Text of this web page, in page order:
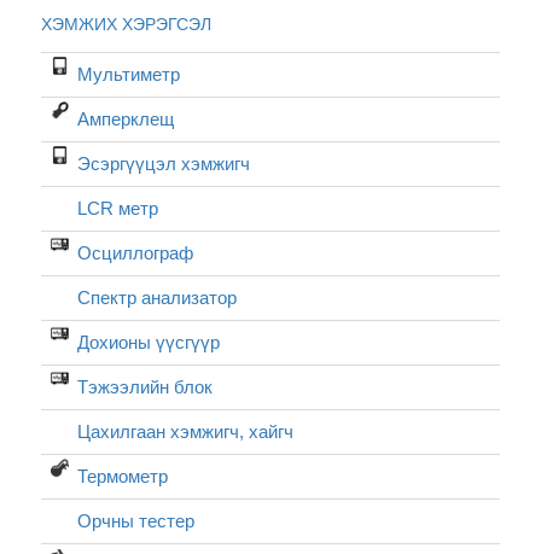
ХЭМЖИХ ХЭРЭГСЭЛ
Мультиметр
Амперклещ
Эсэргүүцэл хэмжигч
LCR метр
Осциллограф
Спектр анализатор
Дохионы үүсгүүр
Тэжээлийн блок
Цахилгаан хэмжигч, хайгч
Термометр
Орчны тестер